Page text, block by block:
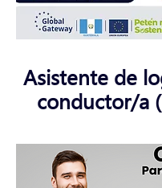
Asistente de
conductor/a